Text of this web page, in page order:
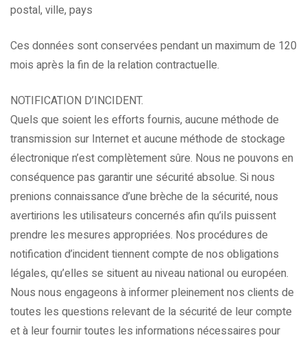
postal, ville, pays
Ces données sont conservées pendant un maximum de 120
mois après la fin de la relation contractuelle.
NOTIFICATION D’INCIDENT.
Quels que soient les efforts fournis, aucune méthode de
transmission sur Internet et aucune méthode de stockage
électronique n’est complètement sûre. Nous ne pouvons en
conséquence pas garantir une sécurité absolue. Si nous
prenions connaissance d’une brèche de la sécurité, nous
avertirions les utilisateurs concernés afin qu’ils puissent
prendre les mesures appropriées. Nos procédures de
notification d’incident tiennent compte de nos obligations
légales, qu’elles se situent au niveau national ou européen.
Nous nous engageons à informer pleinement nos clients de
toutes les questions relevant de la sécurité de leur compte
et à leur fournir toutes les informations nécessaires pour